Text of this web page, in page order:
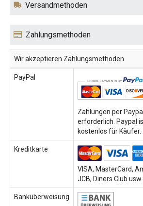
Versandmethoden
Zahlungsmethoden
Wir akzeptieren Zahlungsmethoden
PayPal
Zahlungen per
erforderlich. Paypal
kostenlos für Käufer.
Kreditkarte
VISA, MasterCard,
JCB, Diners Club usw.
Banküberweisung